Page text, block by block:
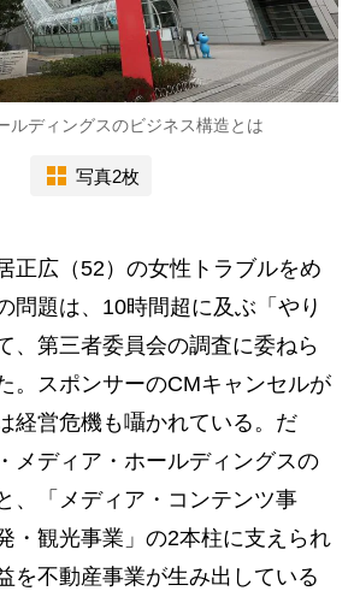
ルディングスのビジネス構造とは
写真2枚
正広（52）の女性トラブルをめ
問題は、10時間超に及ぶ「やり
、第三者委員会の調査に委ねら
。スポンサーのCMキャンセルが
経営危機も囁かれている。だ
メディア・ホールディングスの
、「メディア・コンテンツ事
・観光事業」の2本柱に支えられ
を不動産事業が生み出している